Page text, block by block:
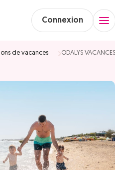
Connexion
de vacances ODALYS VACANCES